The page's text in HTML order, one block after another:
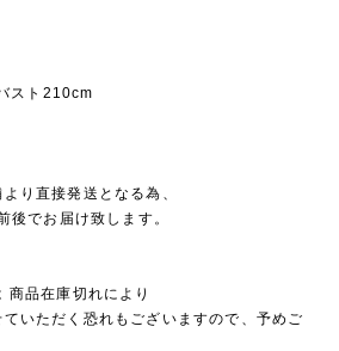
スト210cm
り直接発送となる為、
後でお届け致します。
商品在庫切れにより
いただく恐れもございますので、予めご